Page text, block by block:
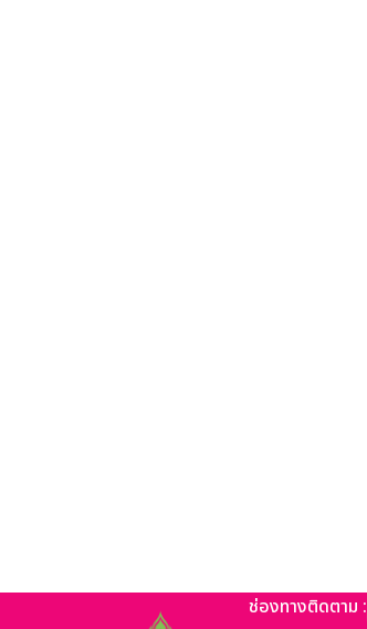
ช่องทางติดตาม :